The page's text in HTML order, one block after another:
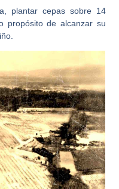
plantar cepas sobre 14
propósito de alcanzar su